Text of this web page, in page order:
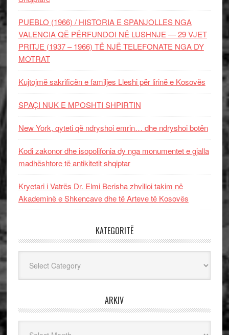
PUEBLO (1966) / HISTORIA E SPANJOLLES NGA
VALENCIA QË PËRFUNDOI NË LUSHNJE — 29 VJET
PRITJE (1937 – 1966) TË NJË TELEFONATE NGA DY
MOTRAT
Kujtojmë sakrificën e familjes Lleshi për lirinë e Kosovës
SPAÇI NUK E MPOSHTI SHPIRTIN
New York, qyteti që ndryshoi emrin… dhe ndryshoi botën
Kodi zakonor dhe isopolifonia dy nga monumentet e gjalla
madhështore të antikitetit shqiptar
Kryetari i Vatrës Dr. Elmi Berisha zhvilloi takim në
Akademinë e Shkencave dhe të Arteve të Kosovës
KATEGORITË
ARKIV